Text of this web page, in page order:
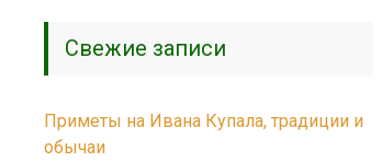
Свежие записи
Приметы на Ивана Купала, традиции и
обычаи